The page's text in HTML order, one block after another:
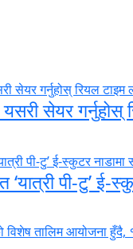
सेयर गर्नुहोस्
पी-टु’ ई-